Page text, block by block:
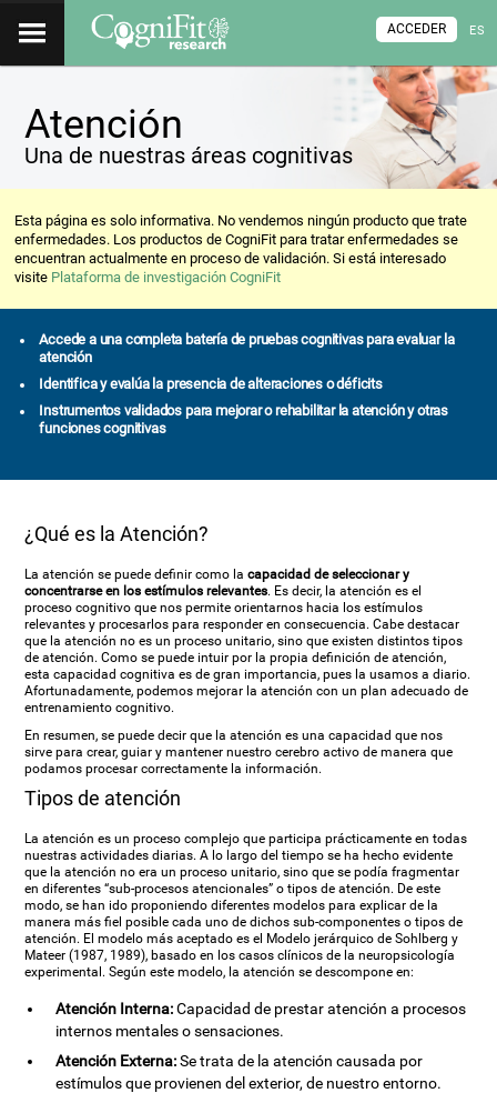
ES
ACCEDER
Atención
Una de nuestras áreas cognitivas
Esta página es solo informativa. No vendemos ningún producto que trate
enfermedades. Los productos de CogniFit para tratar enfermedades se
encuentran actualmente en proceso de validación. Si está interesado
visite Plataforma de investigación CogniFit
Accede a una completa batería de pruebas cognitivas para evaluar la
atención
Identifica y evalúa la presencia de alteraciones o déficits
Instrumentos validados para mejorar o rehabilitar la atención y otras
funciones cognitivas
¿Qué es la Atención?
La atención se puede definir como lacapacidad de seleccionar y
concentrarse en los estímulos relevantes. Es decir, la atención es el
proceso cognitivo que nos permite orientarnos hacia los estímulos
relevantes y procesarlos para responder en consecuencia. Cabe destacar
que la atención no es un proceso unitario, sino que existen distintos tipos
de atención. Como se puede intuir por la propia definición de atención,
esta capacidad cognitiva es de gran importancia, pues la usamos a diario.
Afortunadamente, podemos mejorar la atención con un plan adecuado de
entrenamiento cognitivo.
En resumen, se puede decir que la atención es una capacidad que nos
sirve para crear, guiar y mantener nuestro cerebro activo de manera que
podamos procesar correctamente la información.
Tipos de atención
La atención es un proceso complejo que participa prácticamente en todas
nuestras actividades diarias. A lo largo del tiempo se ha hecho evidente
que la atención no era un proceso unitario, sino que se podía fragmentar
en diferentes “sub-procesos atencionales” o tipos de atención. De este
modo, se han ido proponiendo diferentes modelos para explicar de la
manera más fiel posible cada uno de dichos sub-componentes o tipos de
atención. El modelo más aceptado es el Modelo jerárquico de Sohlberg y
Mateer (1987, 1989), basado en los casos clínicos de la neuropsicología
experimental. Según este modelo, la atención se descompone en:
Atención Interna:Capacidad de prestar atención a procesos
internos mentales o sensaciones.
Atención Externa:Se trata de la atención causada por
estímulos que provienen del exterior, de nuestro entorno.